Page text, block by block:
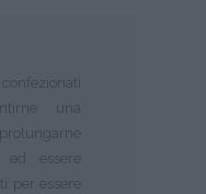
una
essere
per essere